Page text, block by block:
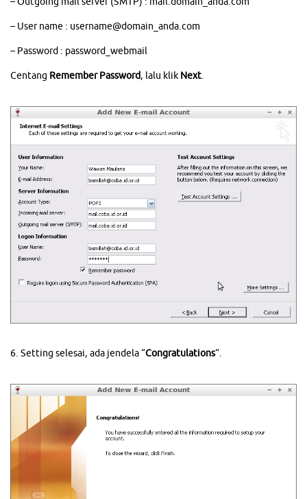
– User name : username@domain_anda.com
– Password : password_webmail
Centang Remember Password , lalu klik Next
6. Setting selesai, ada jendela “Congratulations“.